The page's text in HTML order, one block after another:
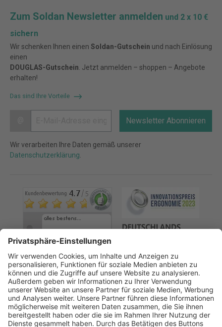
Zum Soldan Newsletter anmelden und 2 x 10 €
sichern
Wir schenken Ihnen einen Soldan-Gutschein und nach Einlösung
einen
DOUGLAS-Gutschein . Jetzt anmelden – shoppen – Angebote
erhalten!
Das sind Ihre Vorteile
Newsletter Abonnieren
Wir verarbeiten Ihre Daten gemäß unserer
Datenschutzerklärung